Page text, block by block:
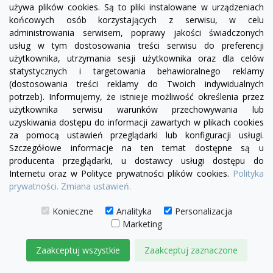
Fotel Chesterfield Classic
3 050,00 zł
DODAJ DO KOSZYKA
używa plików cookies. Są to pliki instalowane w urządzeniach
końcowych osób korzystających z serwisu, w celu
administrowania serwisem, poprawy jakości świadczonych
usług w tym dostosowania treści serwisu do preferencji
użytkownika, utrzymania sesji użytkownika oraz dla celów
statystycznych i targetowania behawioralnego reklamy
(dostosowania treści reklamy do Twoich indywidualnych
potrzeb). Informujemy, że istnieje możliwość określenia przez
użytkownika serwisu warunków przechowywania lub
uzyskiwania dostępu do informacji zawartych w plikach cookies
za pomocą ustawień przeglądarki lub konfiguracji usługi.
Szczegółowe informacje na ten temat dostępne są u
producenta przeglądarki, u dostawcy usługi dostępu do
Internetu oraz w Polityce prywatności plików cookies. Polityka
prywatności. Zmiana ustawień.
Konieczne Analityka
Personalizacja
Marketing
Zaakceptuj wszystkie Zaakceptuj zaznaczone